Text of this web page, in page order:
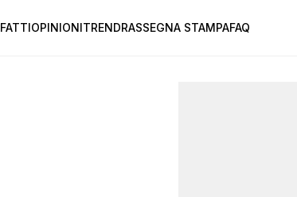
FATTIOPINIONITRENDRASSEGNA STAMPAFAQ